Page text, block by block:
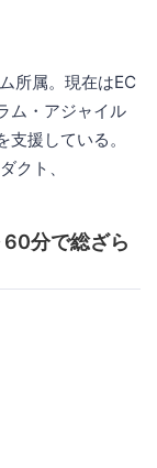
所属。現在はEC
ム・アジャイル
援している。
クト、
分で総ざら